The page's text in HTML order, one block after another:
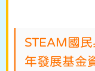
STEAM國
年發展基金